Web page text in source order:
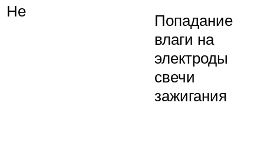
Не
Попадание
влаги на
электроды
свечи
зажигания